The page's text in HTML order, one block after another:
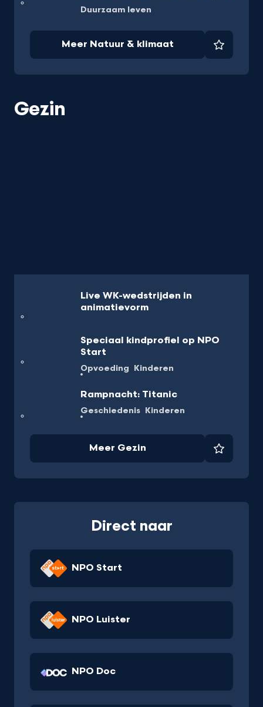
Duurzaam leven
Meer Natuur & klimaat Favoriet
Gezin
Live WK-wedstrijden in
animatievorm
Speciaal kindprofiel op NPO
Start
Opvoeding Kinderen
Rampnacht: Titanic
Geschiedenis Kinderen
Meer Gezin Favoriet
Direct naar
NPO Start
NPO Luister
NPO Doc